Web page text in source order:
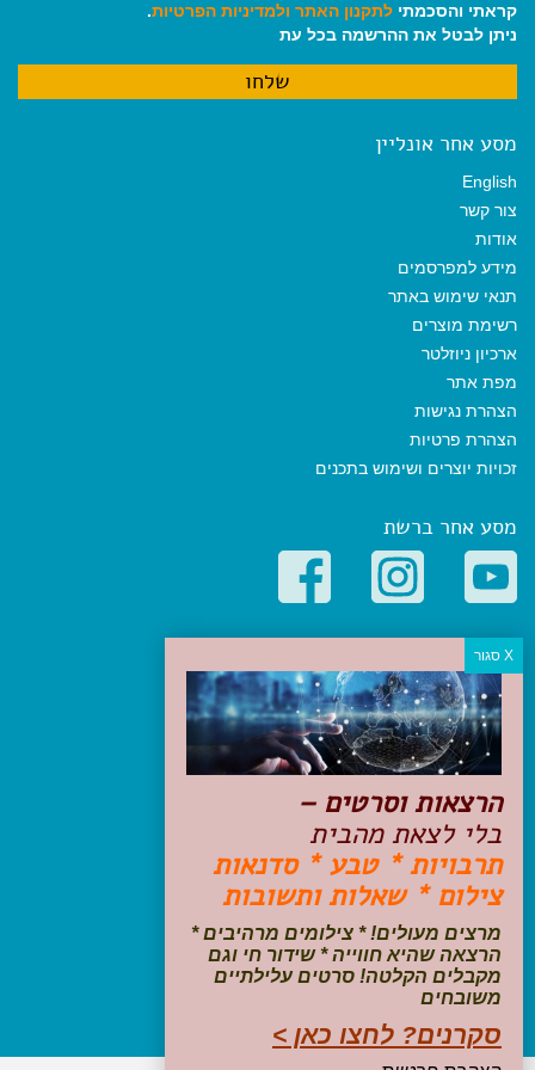
קראתי והסכמתי לתקנון האתר ולמדיניות הפרטיות.
ניתן לבטל את ההרשמה בכל עת
מסע אחר אונליין
English
צור קשר
אודות
מידע למפרסמים
תנאי שימוש באתר
רשימת מוצרים
ארכיון ניוזלטר
מפת אתר
הצהרת נגישות
הצהרת פרטיות
זכויות יוצרים ושימוש בתכנים
מסע אחר ברשת
קטגוריות פופולריות
יעדים
טיולים בישראל
מלונות בוטיק בישראל
טיפים והמלצות
הכנות לנסיעה
טיולי ג'יפים
טיולים עם ילדים
שייט, הפלגות, קרוזים
עקבו אחרינו בפייסבוק
הרצאות וסרטים –
בלי לצאת מהבית
תרבויות * טבע * סדנאות
צילום * שאלות ותשובות
מרצים מעולים! * צילומים מרהיבים *
הרצאה שהיא חווייה * שידור חי וגם
מקבלים הקלטה! סרטים עלילתיים
משובחים
סקרנים? לחצו כאן >